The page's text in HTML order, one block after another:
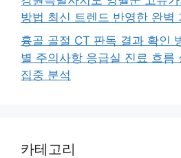
방법 최신 트렌드 반영한 완벽
흉골 골절 CT 판독 결과 확인
별 주의사항 응급실 진료 흐름
집중 분석
카테고리